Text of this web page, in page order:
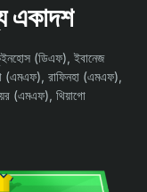
একাদশ
(ডিএফ), ইবানেজ
(এমএফ), রাফিনহা (এমএফ),
(এমএফ), থিয়াগো